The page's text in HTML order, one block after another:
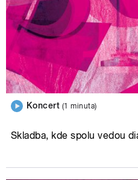
Koncert (1 minuta)
Skladba, kde spolu vedou